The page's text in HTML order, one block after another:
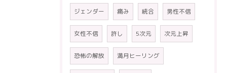
ジェンダー 痛み 統合 男性不信
女性不信 許し 5次元 次元上昇
恐怖の解放 満月ヒーリング